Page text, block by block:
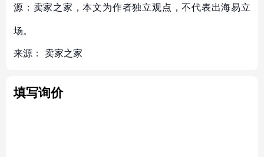
源：卖家之家，本文为作者独立观点，不代表出海易立
场。
来源： 卖家之家
填写询价